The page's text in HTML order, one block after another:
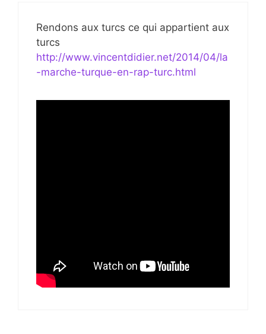
Rendons aux turcs ce qui appartient aux
turcs
http://www.vincentdidier.net/2014/04/la
-marche-turque-en-rap-turc.html